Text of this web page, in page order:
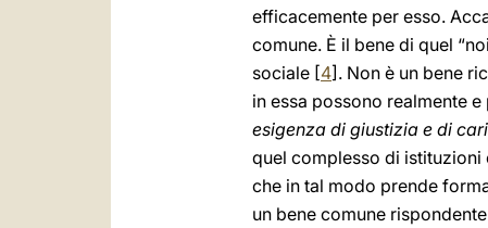
efficacemente per esso.
comune. È il bene di quel
sociale [4]. Non è un bene
in essa possono realmente
esigenza di giustizia e di
quel complesso di istituzioni
che in tal modo prende
un bene comune